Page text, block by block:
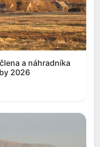
a náhradníka
2026